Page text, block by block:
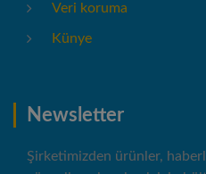
Veri koruma
Künye
Newsletter
Şirketimizden ürünler,